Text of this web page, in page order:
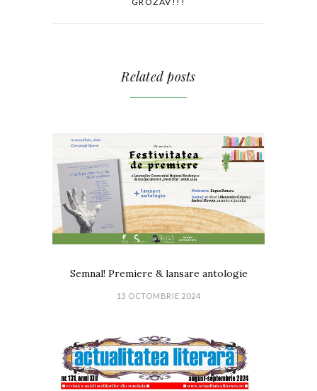
Related posts
Semnal! Premiere & lansare antologie
13 OCTOMBRIE 2024